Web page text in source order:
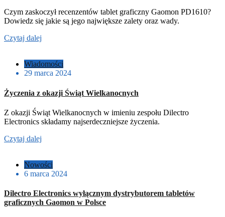
Czym zaskoczył recenzentów tablet graficzny Gaomon PD1610?
Dowiedz się jakie są jego największe zalety oraz wady.
Czytaj dalej
Wiadomości
29 marca 2024
Życzenia z okazji Świąt Wielkanocnych
Z okazji Świąt Wielkanocnych w imieniu zespołu Dilectro
Electronics składamy najserdeczniejsze życzenia.
Czytaj dalej
Nowości
6 marca 2024
Dilectro Electronics wyłącznym dystrybutorem tabletów
graficznych Gaomon w Polsce